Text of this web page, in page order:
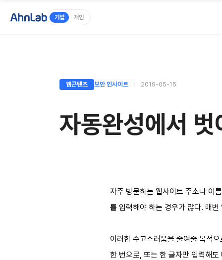
기업 개인
웹콘텐츠 보안 인사이트 2019-05-15
자동완성에서
자주 방문하는 웹사이트 주소나 이
를 입력해야 하는 경우가 많다. 매
이러한 수고스러움을 줄여줄 목적
한 번으로, 또는 한 글자만 입력해